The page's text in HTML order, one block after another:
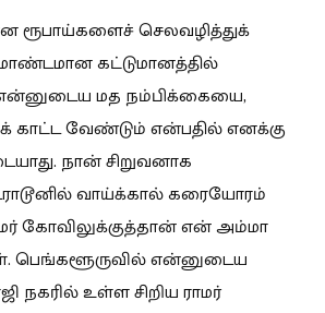
ரூபாய்களைச் செலவழித்துக்
கட்டுமானத்தில்
என்னுடைய மத நம்பிக்கையை,
காட்ட வேண்டும் என்பதில் எனக்கு
நான் சிறுவனாக
வாய்க்கால் கரையோரம்
கோவிலுக்குத்தான் என் அம்மா
பெங்களூருவில் என்னுடைய
நகரில் உள்ள சிறிய ராமர்